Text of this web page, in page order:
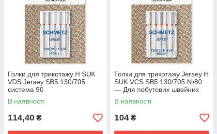
Голки для трикотажу H SUK
VDS Jersey SB5 130/705
система 90
В наявності
114,40 ₴
Голки для трикотажу Jersey H
SUK VCS SB5 130/705 №80
— Для побутових швейних
машин (Ball Point)
В наявності
104 ₴